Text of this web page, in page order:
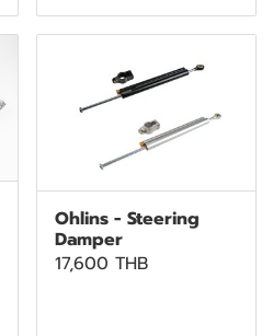
Ohlins - Steering
Damper
17,600 THB